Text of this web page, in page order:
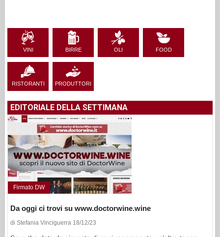
VINI BIRRE OLI FOOD
RISTORANTI PRODUTTORI
EDITORIALE DELLA SETTIMANA
Firmato DW
Da oggi ci trovi su www.doctorwine.wine
di Stefania Vinciguerra 18/12/23